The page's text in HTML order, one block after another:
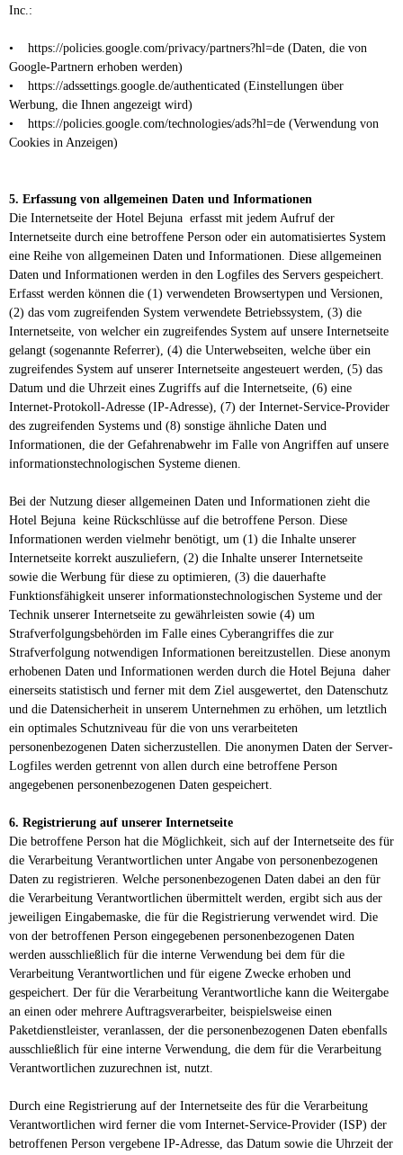
Inc.:
• https://policies.google.com/privacy/partners?hl=de (Daten, die von
Google-Partnern erhoben werden)
• https://adssettings.google.de/authenticated (Einstellungen über
Werbung, die Ihnen angezeigt wird)
• https://policies.google.com/technologies/ads?hl=de (Verwendung von
Cookies in Anzeigen)
5. Erfassung von allgemeinen Daten und Informationen
Die Internetseite der Hotel Bejuna erfasst mit jedem Aufruf der
Internetseite durch eine betroffene Person oder ein automatisiertes System
eine Reihe von allgemeinen Daten und Informationen. Diese allgemeinen
Daten und Informationen werden in den Logfiles des Servers gespeichert.
Erfasst werden können die (1) verwendeten Browsertypen und Versionen,
(2) das vom zugreifenden System verwendete Betriebssystem, (3) die
Internetseite, von welcher ein zugreifendes System auf unsere Internetseite
gelangt (sogenannte Referrer), (4) die Unterwebseiten, welche über ein
zugreifendes System auf unserer Internetseite angesteuert werden, (5) das
Datum und die Uhrzeit eines Zugriffs auf die Internetseite, (6) eine
Internet-Protokoll-Adresse (IP-Adresse), (7) der Internet-Service-Provider
des zugreifenden Systems und (8) sonstige ähnliche Daten und
Informationen, die der Gefahrenabwehr im Falle von Angriffen auf unsere
informationstechnologischen Systeme dienen.
Bei der Nutzung dieser allgemeinen Daten und Informationen zieht die
Hotel Bejuna keine Rückschlüsse auf die betroffene Person. Diese
Informationen werden vielmehr benötigt, um (1) die Inhalte unserer
Internetseite korrekt auszuliefern, (2) die Inhalte unserer Internetseite
sowie die Werbung für diese zu optimieren, (3) die dauerhafte
Funktionsfähigkeit unserer informationstechnologischen Systeme und der
Technik unserer Internetseite zu gewährleisten sowie (4) um
Strafverfolgungsbehörden im Falle eines Cyberangriffes die zur
Strafverfolgung notwendigen Informationen bereitzustellen. Diese anonym
erhobenen Daten und Informationen werden durch die Hotel Bejuna daher
einerseits statistisch und ferner mit dem Ziel ausgewertet, den Datenschutz
und die Datensicherheit in unserem Unternehmen zu erhöhen, um letztlich
ein optimales Schutzniveau für die von uns verarbeiteten
personenbezogenen Daten sicherzustellen. Die anonymen Daten der Server-
Logfiles werden getrennt von allen durch eine betroffene Person
angegebenen personenbezogenen Daten gespeichert.
6. Registrierung auf unserer Internetseite
Die betroffene Person hat die Möglichkeit, sich auf der Internetseite des für
die Verarbeitung Verantwortlichen unter Angabe von personenbezogenen
Daten zu registrieren. Welche personenbezogenen Daten dabei an den für
die Verarbeitung Verantwortlichen übermittelt werden, ergibt sich aus der
jeweiligen Eingabemaske, die für die Registrierung verwendet wird. Die
von der betroffenen Person eingegebenen personenbezogenen Daten
werden ausschließlich für die interne Verwendung bei dem für die
Verarbeitung Verantwortlichen und für eigene Zwecke erhoben und
gespeichert. Der für die Verarbeitung Verantwortliche kann die Weitergabe
an einen oder mehrere Auftragsverarbeiter, beispielsweise einen
Paketdienstleister, veranlassen, der die personenbezogenen Daten ebenfalls
ausschließlich für eine interne Verwendung, die dem für die Verarbeitung
Verantwortlichen zuzurechnen ist, nutzt.
Durch eine Registrierung auf der Internetseite des für die Verarbeitung
Verantwortlichen wird ferner die vom Internet-Service-Provider (ISP) der
betroffenen Person vergebene IP-Adresse, das Datum sowie die Uhrzeit der